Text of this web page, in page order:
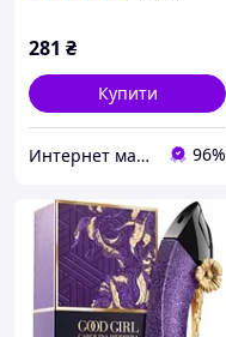
281 ₴
Купити
Интернет магазин "Aroma Glamour" 96%